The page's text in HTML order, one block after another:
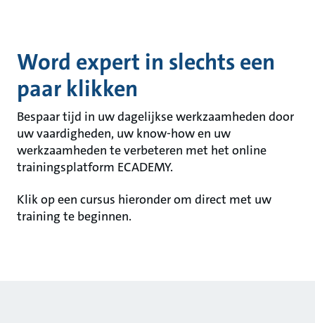
Word expert in slechts een
paar klikken
Bespaar tijd in uw dagelijkse werkzaamheden door
uw vaardigheden, uw know-how en uw
werkzaamheden te verbeteren met het online
trainingsplatform ECADEMY.
Klik op een cursus hieronder om direct met uw
training te beginnen.